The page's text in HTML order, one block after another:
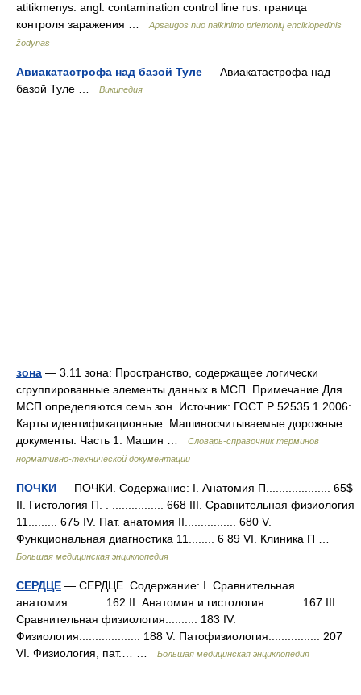
atitikmenys: angl. contamination control line rus. граница
контроля заражения …
Apsaugos nuo naikinimo priemonių enciklopedinis
žodynas
Авиакатастрофа над базой Туле — Авиакатастрофа над
базой Туле …
Википедия
зона — 3.11 зона: Пространство, содержащее логически
сгруппированные элементы данных в МСП. Примечание Для
МСП определяются семь зон. Источник: ГОСТ Р 52535.1 2006:
Карты идентификационные. Машиносчитываемые дорожные
документы. Часть 1. Машин …
Словарь-справочник терминов
нормативно-технической документации
ПОЧКИ — ПОЧКИ. Содержание: I. Анатомия П.................... 65$
II. Гистология П. . ................ 668 III. Сравнительная физиология
11......... 675 IV. Пат. анатомия II................ 680 V.
Функциональная диагностика 11........ 6 89 VІ. Клиника П …
Большая медицинская энциклопедия
СЕРДЦЕ — СЕРДЦЕ. Содержание: I. Сравнительная
анатомия........... 162 II. Анатомия и гистология........... 167 III.
Сравнительная физиология.......... 183 IV.
Физиология................... 188 V. Патофизиология................ 207
VІ. Физиология, пат.… …
Большая медицинская энциклопедия